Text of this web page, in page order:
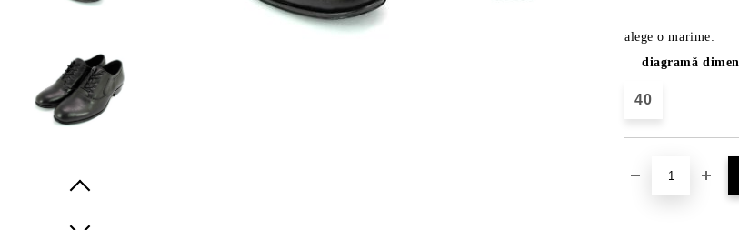
alege o marime:
diagramă
40